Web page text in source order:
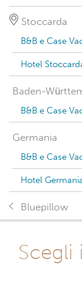
Stoccarda
B&B e Case
Hotel
Baden-
B&B e Case
Germania
B&B e Case
Hotel
Bluepillow